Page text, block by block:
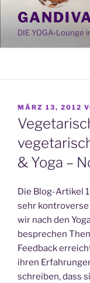
Inhalt
springenDIE YOGA-Lounge
AM
MÄRZ 13, 2012
& Yoga –
Die Blog-Artikel
sehr
wir nach den
besprechen
Feedback
ihren
schreiben, dass